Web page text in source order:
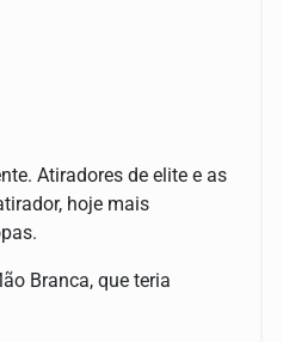
Atiradores de elite e as
hoje mais
Branca, que teria